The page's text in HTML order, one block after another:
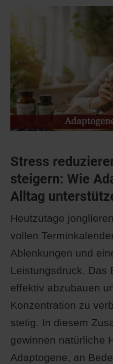
Stress
steigern: Wie
Alltag
Heutzutage
vollen
Ablenkungen und
Leistungsdruck. Das
effektiv abzubauen
Konzentration zu
stetig. In diesem
gewinnen natürliche
Adaptogene, an